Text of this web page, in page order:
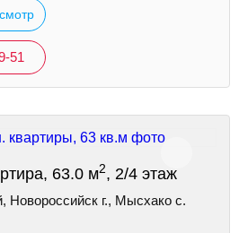
51
63.0 м2, 2/4 этаж
Новороссийск г., Мысхако с.